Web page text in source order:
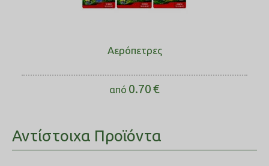
Αερόπετρες
από 0.70€
Αντίστοιχα Προϊόντα